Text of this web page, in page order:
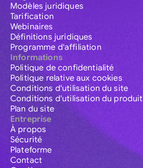
Modèles juridiques
Tarification
Webinaires
Définitions juridiques
Programme d'affiliation
Informations
Politique de confidentialité
Politique relative aux cookies
Conditions d'utilisation du site
Conditions d'utilisation du produit
Plan du site
Entreprise
À propos
Sécurité
Plateforme
Contact